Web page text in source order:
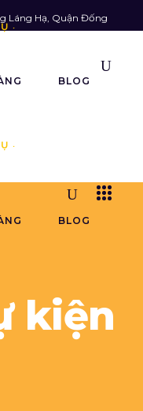
Láng Hạ, Quận Đống
BLOG
BLOG
kiện